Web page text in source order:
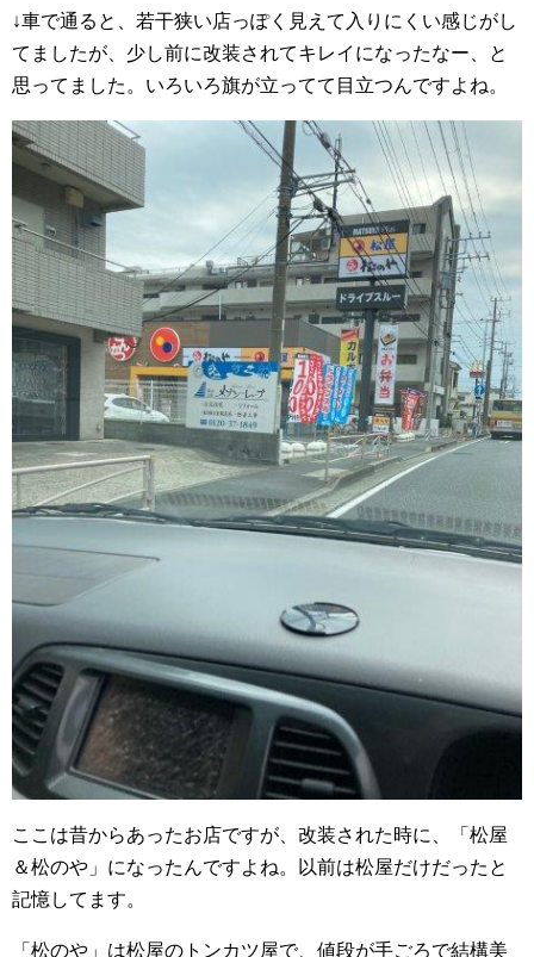
↓車で通ると、若干狭い店っぽく見えて入りにくい感じがし
てましたが、少し前に改装されてキレイになったなー、と
思ってました。いろいろ旗が立ってて目立つんですよね。
ここは昔からあったお店ですが、改装された時に、「松屋
＆松のや」になったんですよね。以前は松屋だけだったと
記憶してます。
「松のや」は松屋のトンカツ屋で、値段が手ごろで結構美